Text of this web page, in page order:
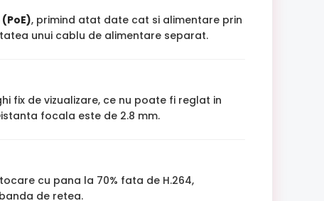
, primind atat date cat si alimentare prin
unui cablu de alimentare separat.
fix de vizualizare, ce nu poate fi reglat in
focala este de 2.8 mm.
cu pana la 70% fata de H.264,
de retea.